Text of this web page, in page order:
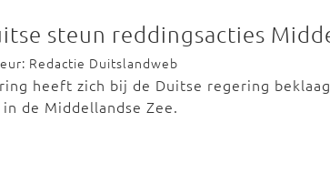
steun reddingsacties
Redactie Duitslandweb
heeft zich bij de Duitse regering
de Middellandse Zee.